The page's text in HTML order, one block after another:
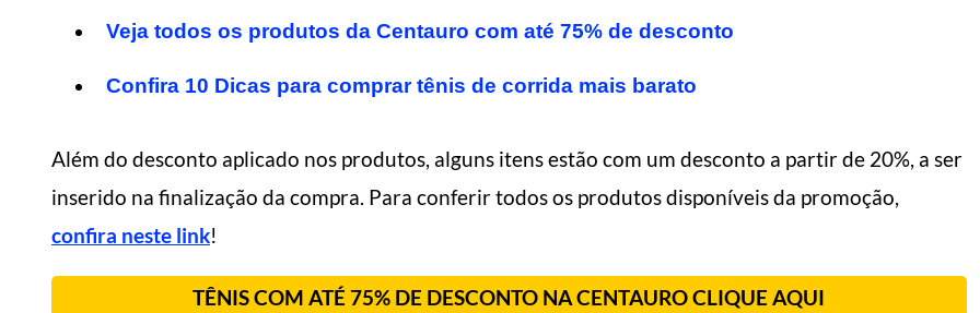
Veja todos os produtos da Centauro com até 75% de desconto
Confira 10 Dicas para comprar tênis de corrida mais barato
Além do desconto aplicado nos produtos, alguns itens estão com um desconto a partir de 20%, a ser
inserido na finalização da compra. Para conferir todos os produtos disponíveis da promoção,
confira neste link!
TÊNIS COM ATÉ 75% DE DESCONTO NA CENTAURO CLIQUE AQUI